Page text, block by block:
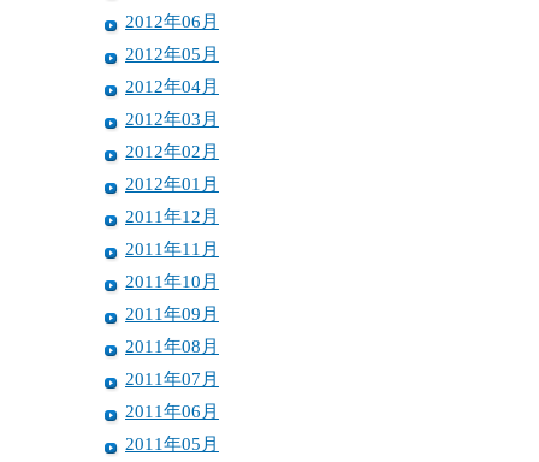
2012年06月
2012年05月
2012年04月
2012年03月
2012年02月
2012年01月
2011年12月
2011年11月
2011年10月
2011年09月
2011年08月
2011年07月
2011年06月
2011年05月